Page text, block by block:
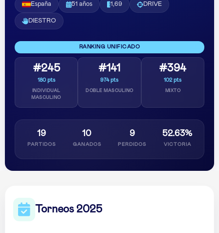
España 51 años 1,69 DRIVE
DIESTRO
RANKING UNIFICADO
#245
180 pts
INDIVIDUAL
MASCULINO
#141
974 pts
DOBLE MASCULINO
#394
102 pts
MIXTO
19
PARTIDOS
10
GANADOS
9
PERDIDOS
52.63%
VICTORIA
Torneos 2025